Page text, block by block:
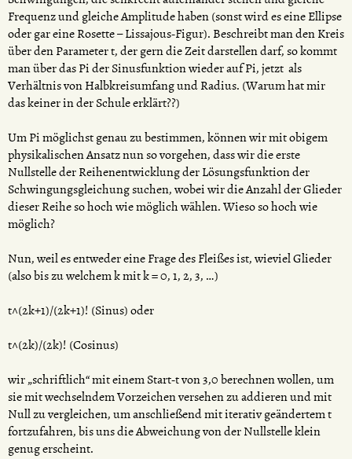
Frequenz und gleiche Amplitude haben (sonst wird es eine Ellipse
oder gar eine Rosette – Lissajous-Figur). Beschreibt man den Kreis
über den Parameter t, der gern die Zeit darstellen darf, so kommt
man über das Pi der Sinusfunktion wieder auf Pi, jetzt als
Verhältnis von Halbkreisumfang und Radius. (Warum hat mir
das keiner in der Schule erklärt??)
Um Pi möglichst genau zu bestimmen, können wir mit obigem
physikalischen Ansatz nun so vorgehen, dass wir die erste
Nullstelle der Reihenentwicklung der Lösungsfunktion der
Schwingungsgleichung suchen, wobei wir die Anzahl der Glieder
dieser Reihe so hoch wie möglich wählen. Wieso so hoch wie
möglich?
Nun, weil es entweder eine Frage des Fleißes ist, wieviel Glieder
(also bis zu welchem k mit k = 0, 1, 2, 3, …)
t^(2k+1)/(2k+1)! (Sinus) oder
t^(2k)/(2k)! (Cosinus)
wir „schriftlich“ mit einem Start-t von 3,0 berechnen wollen, um
sie mit wechselndem Vorzeichen versehen zu addieren und mit
Null zu vergleichen, um anschließend mit iterativ geändertem t
fortzufahren, bis uns die Abweichung von der Nullstelle klein
genug erscheint.